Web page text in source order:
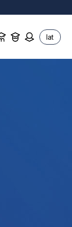
lat